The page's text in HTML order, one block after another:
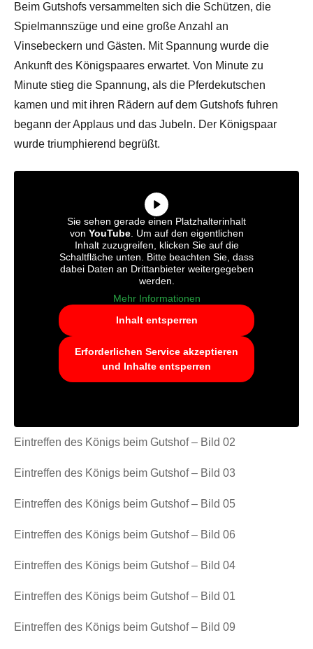
Beim Gutshofs versammelten sich die Schützen, die
Spielmannszüge und eine große Anzahl an
Vinsebeckern und Gästen. Mit Spannung wurde die
Ankunft des Königspaares erwartet. Von Minute zu
Minute stieg die Spannung, als die Pferdekutschen
kamen und mit ihren Rädern auf dem Gutshofs fuhren
begann der Applaus und das Jubeln. Der Königspaar
wurde triumphierend begrüßt.
Sie sehen gerade einen Platzhalterinhalt
von YouTube. Um auf den eigentlichen
Inhalt zuzugreifen, klicken Sie auf die
Schaltfläche unten. Bitte beachten Sie, dass
dabei Daten an Drittanbieter weitergegeben
werden.
Mehr Informationen
Inhalt entsperren
Erforderlichen Service akzeptieren
und Inhalte entsperren
Eintreffen des Königs beim Gutshof – Bild 02
Eintreffen des Königs beim Gutshof – Bild 03
Eintreffen des Königs beim Gutshof – Bild 05
Eintreffen des Königs beim Gutshof – Bild 06
Eintreffen des Königs beim Gutshof – Bild 04
Eintreffen des Königs beim Gutshof – Bild 01
Eintreffen des Königs beim Gutshof – Bild 09